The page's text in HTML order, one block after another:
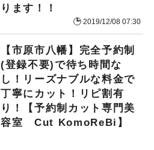
ります！！
2019/12/08 07:30
【市原市八幡】完全予約制
(登録不要)で待ち時間な
し！リーズナブルな料金で
丁寧にカット！リピ割有
り！【予約制カット専門美
容室 Cut KomoReBi】